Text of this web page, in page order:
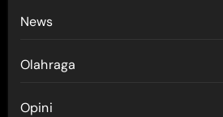
News
Olahraga
Opini